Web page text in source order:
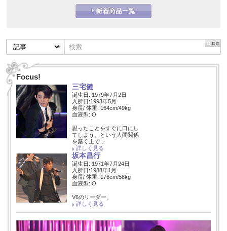
Focus!
三宅健
誕生日: 1979年7月2日
入所日:1993年5月
身長/ 体重: 164cm/49kg
血液型: O
思ったことをすぐに口にし
てしまう、という人間関係
を築く上で…
詳しく見る
坂本昌行
誕生日: 1971年7月24日
入所日:1988年1月
身長/ 体重: 176cm/58kg
血液型: O
V6のリーダー。
詳しく見る